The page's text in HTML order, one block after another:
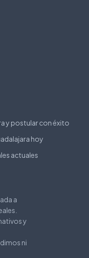
y postular con éxito
hoy
actuales
a
y
ni